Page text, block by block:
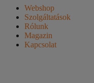
Webshop
Szolgáltatások
Rólunk
Magazin
Kapcsolat